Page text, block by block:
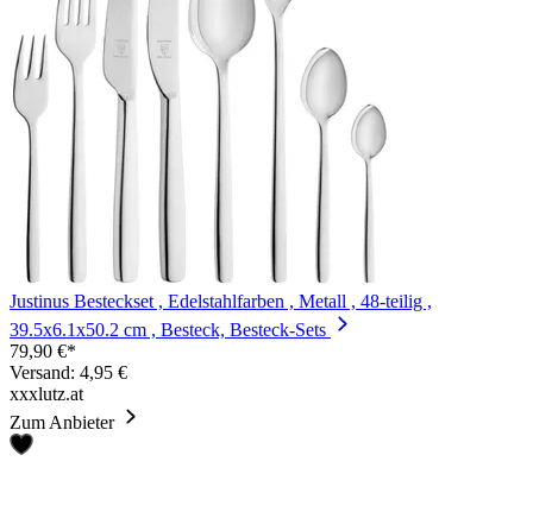
Justinus Besteckset , Edelstahlfarben , Metall , 48-teilig ,
39.5x6.1x50.2 cm , Besteck, Besteck-Sets
79,90 €*
Versand: 4,95 €
xxxlutz.at
Zum Anbieter